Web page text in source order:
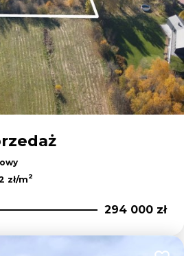
zł/m2
294 000 zł